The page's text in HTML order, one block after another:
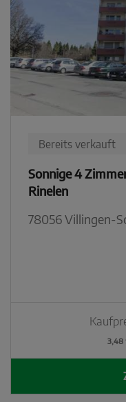
Bereits verkauft
Sonnige 4
Rinelen
78056 Villingen-
3,48